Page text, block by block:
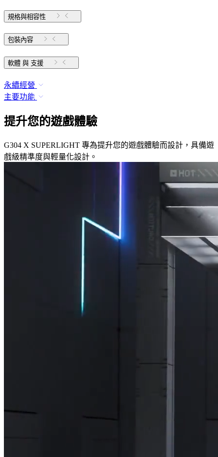
規格與相容性
包裝內容
軟體 與 支援
永續經營
主要功能
提升您的遊戲體驗
G304 X SUPERLIGHT 專為提升您的遊戲體驗而設計，具備遊
戲級精準度與輕量化設計。